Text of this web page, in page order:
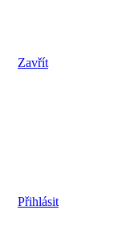
Zavřít
Přihlásit